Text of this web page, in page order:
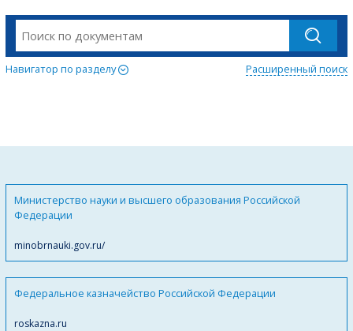
Навигатор по разделу Расширенный поиск
Министерство науки и высшего образования Российской
Федерации
minobrnauki.gov.ru/
Федеральное казначейство Российской Федерации
roskazna.ru